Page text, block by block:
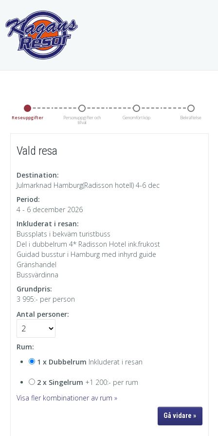
Reseuppgifter Personuppgifter och
tillval
Genomfört köp Bekräftelse
Vald resa
Destination:
Julmarknad Hamburg(Radisson hotell) 4-6 dec
Period:
4 - 6 december 2026
Inkluderat i resan:
Bussplats i bekväm turistbuss
Del i dubbelrum 4* Radisson Hotel ink.frukost
Guidad busstur i Hamburg med inhyrd guide
Gränshandel
Bussvärdinna
Grundpris:
3 995:- per person
Antal personer:
Rum:
1 x Dubbelrum Inkluderat i resan
2 x Singelrum +1 200:- per rum
Visa fler kombinationer av rum »